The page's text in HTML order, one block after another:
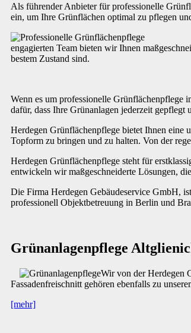
Als führender Anbieter für professionelle
ein, um Ihre Grünflächen optimal zu pflegen
engagierten Team bieten wir Ihnen
bestem Zustand sind.
Wenn es um professionelle Grünflächenpflege
dafür, dass Ihre Grünanlagen jederzeit
Herdegen Grünflächenpflege bietet Ihnen eine
Topform zu bringen und zu halten. Von der
Herdegen Grünflächenpflege steht für
entwickeln wir maßgeschneiderte Lösungen,
Die Firma Herdegen Gebäudeservice GmbH,
professionell Objektbetreuung in Berlin und
Grünanlagenpflege
Wir von der Herdegen
Fassadenfreischnitt gehören ebenfalls zu
[mehr]